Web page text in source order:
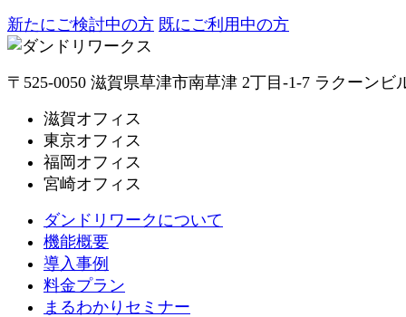
新たにご検討中の方 既にご利用中の方
〒525-0050 滋賀県草津市南草津 2丁目-1-7 ラクーンビ
滋賀オフィス
東京オフィス
福岡オフィス
宮崎オフィス
ダンドリワークについて
機能概要
導入事例
料金プラン
まるわかりセミナー